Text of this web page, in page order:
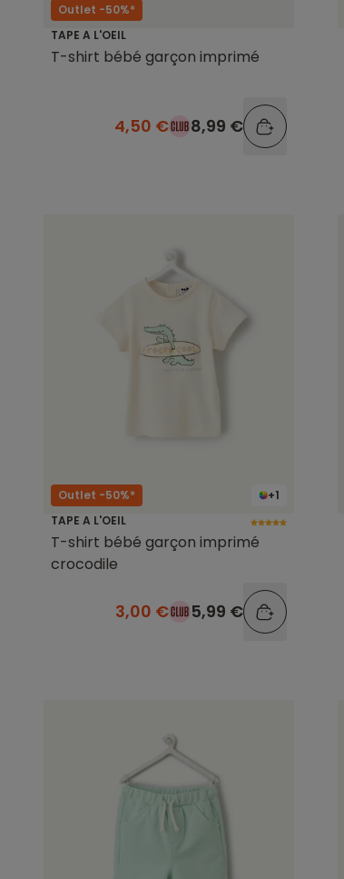
Outlet -50%*
TAPE A L'OEIL
T-shirt bébé garçon imprimé
4,50 € 8,99 €
+1
Outlet -50%*
TAPE A L'OEIL
T-shirt bébé garçon imprimé
crocodile
3,00 € 5,99 €